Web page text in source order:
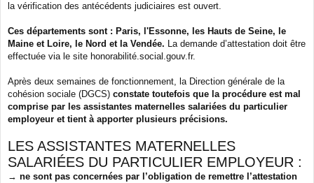
la vérification des antécédents judiciaires est ouvert.
Ces départements sont : Paris, l'Essonne, les Hauts de Seine, le
Maine et Loire, le Nord et la Vendée. La demande d’attestation doit être
effectuée via le site honorabilité.social.gouv.fr.
Après deux semaines de fonctionnement, la Direction générale de la
cohésion sociale (DGCS) constate toutefois que la procédure est mal
comprise par les assistantes maternelles salariées du particulier
employeur et tient à apporter plusieurs précisions.
LES ASSISTANTES MATERNELLES
SALARIÉES DU PARTICULIER EMPLOYEUR :
→ ne sont pas concernées par l’obligation de remettre l’attestation